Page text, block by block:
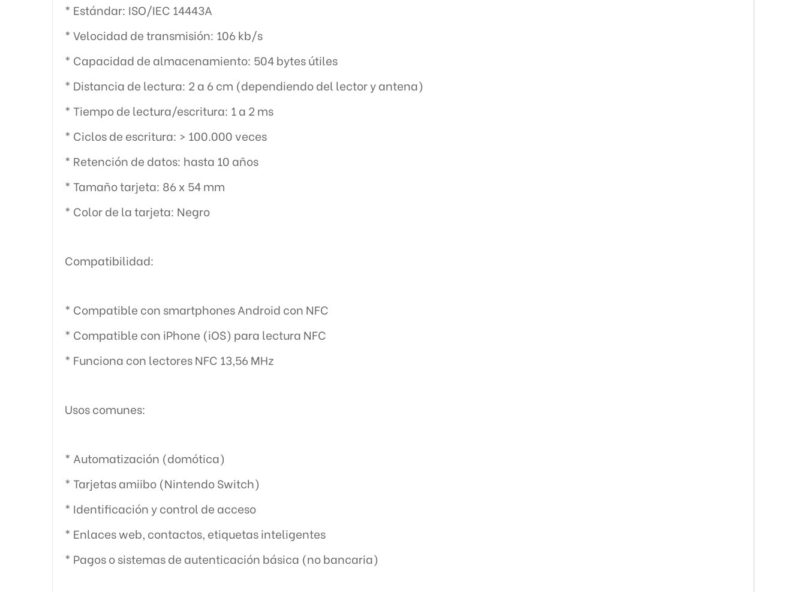
* Estándar: ISO/IEC 14443A
* Velocidad de transmisión: 106 kb/s
* Capacidad de almacenamiento: 504 bytes útiles
* Distancia de lectura: 2 a 6 cm (dependiendo del lector y antena)
* Tiempo de lectura/escritura: 1 a 2 ms
* Ciclos de escritura: > 100.000 veces
* Retención de datos: hasta 10 años
* Tamaño tarjeta: 86 x 54 mm
* Color de la tarjeta: Negro
Compatibilidad:
* Compatible con smartphones Android con NFC
* Compatible con iPhone (iOS) para lectura NFC
* Funciona con lectores NFC 13,56 MHz
Usos comunes:
* Automatización (domótica)
* Tarjetas amiibo (Nintendo Switch)
* Identificación y control de acceso
* Enlaces web, contactos, etiquetas inteligentes
* Pagos o sistemas de autenticación básica (no bancaria)